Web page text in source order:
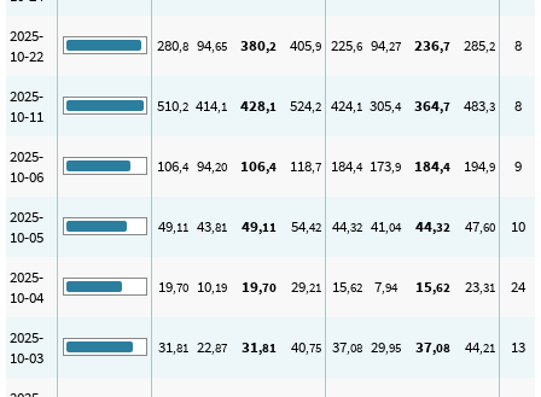
2025-
10-22
280,8 94,65 380,2 405,9 225,6 94,27 236,7 285,2 8
2025-
10-11
510,2 414,1 428,1 524,2 424,1 305,4 364,7 483,3 8
2025-
10-06
106,4 94,20 106,4 118,7 184,4 173,9 184,4 194,9 9
2025-
10-05
49,11 43,81 49,11 54,42 44,32 41,04 44,32 47,60 10
2025-
10-04
19,70 10,19 19,70 29,21 15,62 7,94 15,62 23,31 24
2025-
10-03
31,81 22,87 31,81 40,75 37,08 29,95 37,08 44,21 13